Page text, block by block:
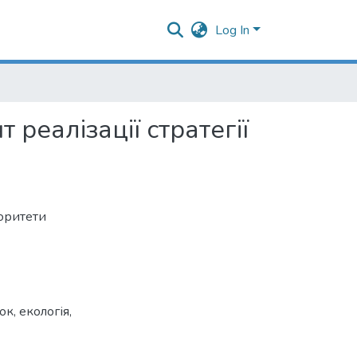
Log In
стратегії
, екологія,